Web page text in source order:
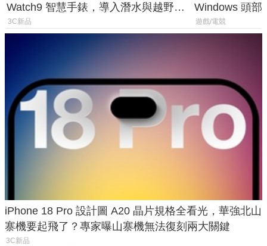
Watch9 智慧手錶，導入潛水與越野跑
導航功能
3C新品
Windows 頭部
飛行超有感
遊戲/電競
iPhone 18 Pro 設計圖 A20 晶片規格全看光，華強北山
寨機要起飛了？專家曝山寨機無法復刻兩大關鍵
3C新品